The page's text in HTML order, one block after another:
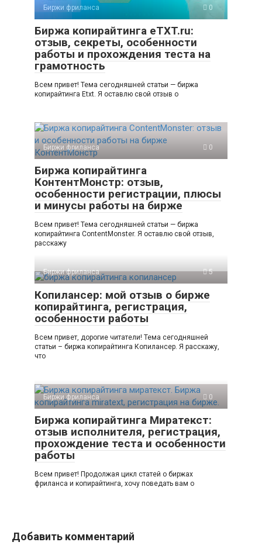
Биржи фриланса 0
Биржа копирайтинга eTXT.ru:
отзыв, секреты, особенности
работы и прохождения теста на
грамотность
Всем привет! Тема сегодняшней статьи — биржа
копирайтинга Etxt. Я оставлю свой отзыв о
Биржи фриланса 0
Биржа копирайтинга
КонтентМонстр: отзыв,
особенности регистрации, плюсы
и минусы работы на бирже
Всем привет! Тема сегодняшней статьи — биржа
копирайтинга ContentMonster. Я оставлю свой отзыв,
расскажу
Биржи фриланса 5
Копилансер: мой отзыв о бирже
копирайтинга, регистрация,
особенности работы
Всем привет, дорогие читатели! Тема сегодняшней
статьи – биржа копирайтинга Копилансер. Я расскажу,
что
Биржи фриланса 0
Биржа копирайтинга Миратекст:
отзыв исполнителя, регистрация,
прохождение теста и особенности
работы
Всем привет! Продолжая цикл статей о биржах
фриланса и копирайтинга, хочу поведать вам о
Добавить комментарий